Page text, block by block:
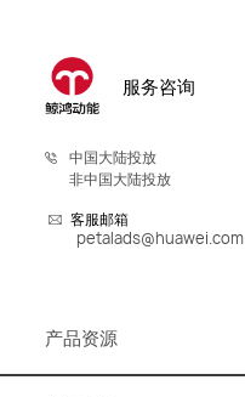
服务咨询
中国大陆投放
非中国大陆投放
客服邮箱
petalads@huawei.com
产品资源